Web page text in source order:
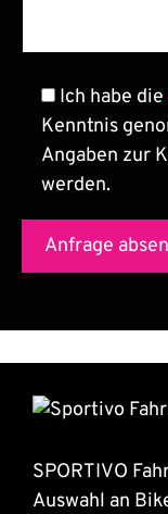
Ich habe die
Kenntnis
Angaben zur
werden.
SPORTIVO
Auswahl an